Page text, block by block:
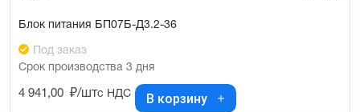
Блок питания БП07Б-Д3.2-36
Под заказ
Срок производства 3 дня
4 941,00 ₽/штс НДС В корзину